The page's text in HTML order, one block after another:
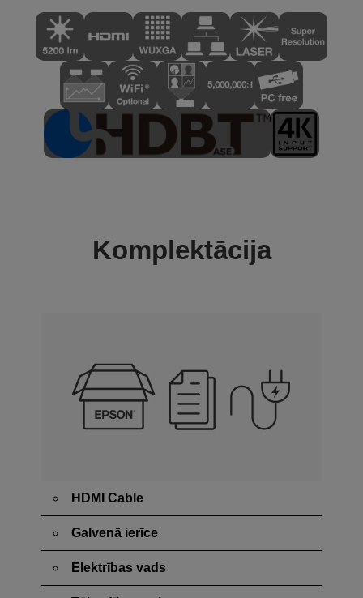
Komplektācija
HDMI Cable
Galvenā ierīce
Elektrības vads